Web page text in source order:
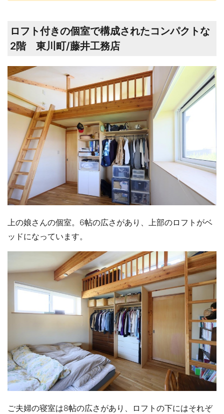
ロフト付きの個室で構成されたコンパクトな
2階 東川町/藤井工務店
上の娘さんの個室。6帖の広さがあり、上部のロフトがベ
ッドになっています。
ご夫婦の寝室は8帖の広さがあり、ロフトの下にはそれぞ